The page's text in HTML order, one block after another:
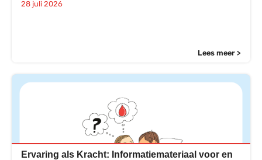
28 juli 2026
Lees meer >
Ervaring als Kracht: Informatiemateriaal voor en